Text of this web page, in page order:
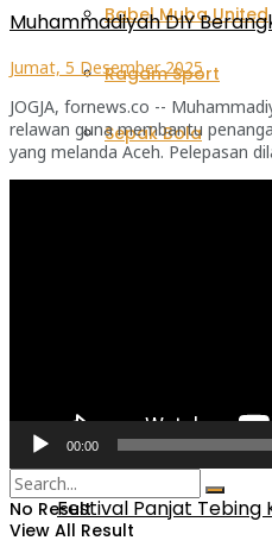
Babel Muba United
Ragam Sport
Sepak Bola
Festival Panjat Tebing
Muhammadiyah DIY
Jumat, 5 Desember 2025
JOGJA, fornews.co --
relawan guna membantu
yang melanda Aceh. Pelepasan
00:00
No Result
View All Result